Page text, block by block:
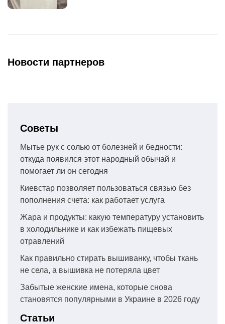
Новости партнеров
Советы
Мытье рук с солью от болезней и бедности:
откуда появился этот народный обычай и
помогает ли он сегодня
Киевстар позволяет пользоваться связью без
пополнения счета: как работает услуга
Жара и продукты: какую температуру установить
в холодильнике и как избежать пищевых
отравлений
Как правильно стирать вышиванку, чтобы ткань
не села, а вышивка не потеряла цвет
Забытые женские имена, которые снова
становятся популярными в Украине в 2026 году
Статьи